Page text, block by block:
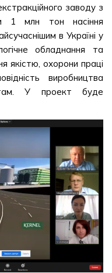
заводу з
1 млн тон насіння
в Україні у
обладнання та
якістю, охорони праці
виробництва
У проект буде